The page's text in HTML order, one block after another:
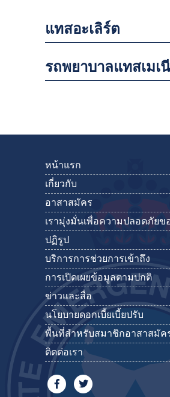
แทสอะเลิร์ต
รถพยาบาลแทสเมเ
หน้าแรก
เกี่ยวกับ
อาสาสมัคร
เรามุ่งมั่นเพื่อความปลอดภัยข
ปฏิรูป
บริการการช่วยการเข้าถึง
การเปิดเผยข้อมูลตามปกติ
ข่าวและสื่อ
นโยบายดอกเบี้ยเบี้ยปรับ
พื้นที่สำหรับสมาชิกอาสาสมัค
ติดต่อเรา